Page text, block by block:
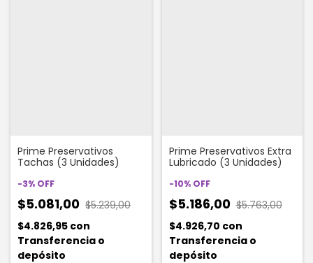
Prime Preservativos
Tachas (3 Unidades)
-3% OFF
$5.081,00 $5.239,00
$4.826,95 con
Transferencia o
depósito
Prime Preservativos Extra
Lubricado (3 Unidades)
-10% OFF
$5.186,00 $5.763,00
$4.926,70 con
Transferencia o
depósito